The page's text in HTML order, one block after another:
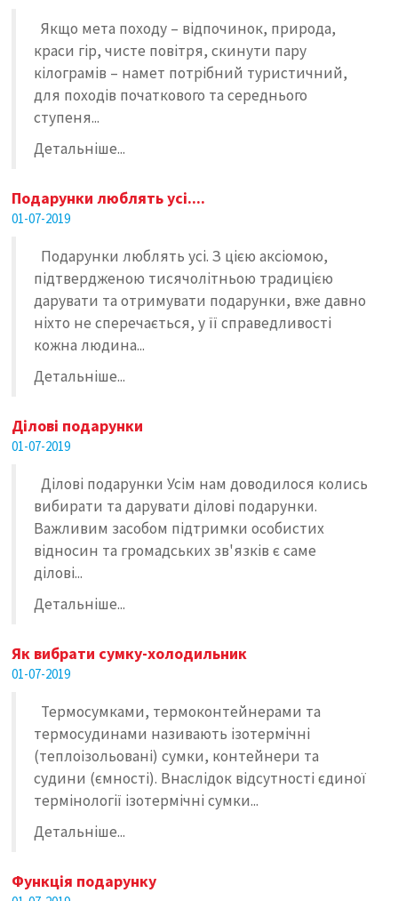
Якщо мета походу – відпочинок, природа,
краси гір, чисте повітря, скинути пару
кілограмів – намет потрібний туристичний,
для походів початкового та середнього
ступеня...
Детальніше...
Подарунки люблять усі....
01-07-2019
Подарунки люблять усі. З цією аксіомою,
підтвердженою тисячолітньою традицією
дарувати та отримувати подарунки, вже давно
ніхто не сперечається, у її справедливості
кожна людина...
Детальніше...
Ділові подарунки
01-07-2019
Ділові подарунки Усім нам доводилося колись
вибирати та дарувати ділові подарунки.
Важливим засобом підтримки особистих
відносин та громадських зв'язків є саме
ділові...
Детальніше...
Як вибрати сумку-холодильник
01-07-2019
Термосумками, термоконтейнерами та
термосудинами називають ізотермічні
(теплоізольовані) сумки, контейнери та
судини (ємності). Внаслідок відсутності єдиної
термінології ізотермічні сумки...
Детальніше...
Функція подарунку